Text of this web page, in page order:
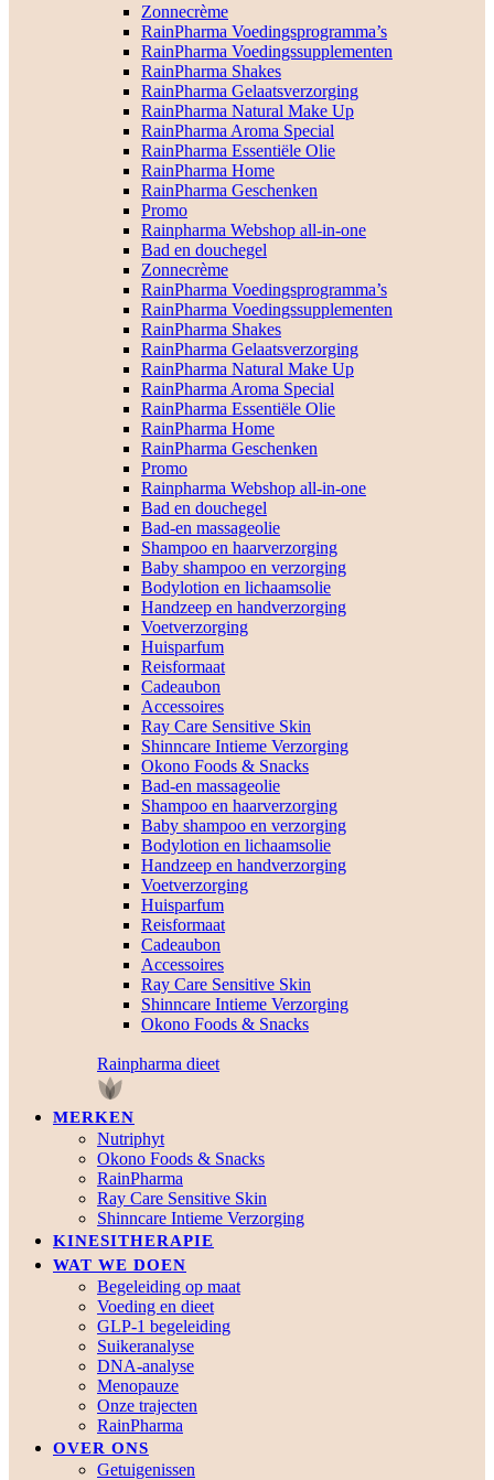
Zonnecrème
RainPharma Voedingsprogramma’s
RainPharma Voedingssupplementen
RainPharma Shakes
RainPharma Gelaatsverzorging
RainPharma Natural Make Up
RainPharma Aroma Special
RainPharma Essentiële Olie
RainPharma Home
RainPharma Geschenken
Promo
Rainpharma Webshop all-in-one
Bad en douchegel
Zonnecrème
RainPharma Voedingsprogramma’s
RainPharma Voedingssupplementen
RainPharma Shakes
RainPharma Gelaatsverzorging
RainPharma Natural Make Up
RainPharma Aroma Special
RainPharma Essentiële Olie
RainPharma Home
RainPharma Geschenken
Promo
Rainpharma Webshop all-in-one
Bad en douchegel
Bad-en massageolie
Shampoo en haarverzorging
Baby shampoo en verzorging
Bodylotion en lichaamsolie
Handzeep en handverzorging
Voetverzorging
Huisparfum
Reisformaat
Cadeaubon
Accessoires
Ray Care Sensitive Skin
Shinncare Intieme Verzorging
Okono Foods & Snacks
Bad-en massageolie
Shampoo en haarverzorging
Baby shampoo en verzorging
Bodylotion en lichaamsolie
Handzeep en handverzorging
Voetverzorging
Huisparfum
Reisformaat
Cadeaubon
Accessoires
Ray Care Sensitive Skin
Shinncare Intieme Verzorging
Okono Foods & Snacks
Rainpharma dieet
MERKEN
Nutriphyt
Okono Foods & Snacks
RainPharma
Ray Care Sensitive Skin
Shinncare Intieme Verzorging
KINESITHERAPIE
WAT WE DOEN
Begeleiding op maat
Voeding en dieet
GLP-1 begeleiding
Suikeranalyse
DNA-analyse
Menopauze
Onze trajecten
RainPharma
OVER ONS
Getuigenissen